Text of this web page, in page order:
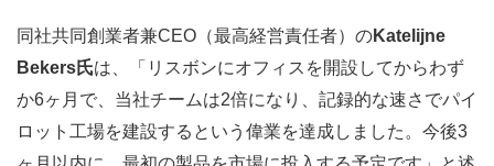
同社共同創業者兼CEO（最高経営責任者）のKatelijne
Bekers氏は、「リスボンにオフィスを開設してからわず
か6ヶ月で、当社チームは2倍になり、記録的な速さでパイ
ロット工場を建設するという偉業を達成しました。今後3